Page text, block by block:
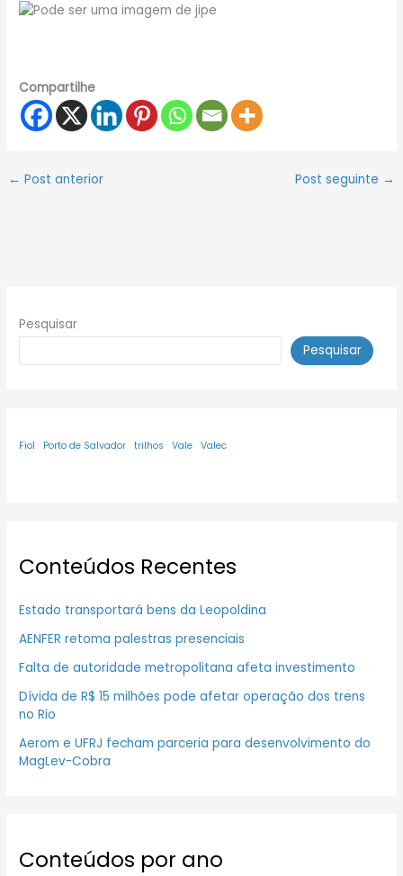
Compartilhe
← Post anterior Post seguinte →
Pesquisar
Pesquisar
Fiol Porto de Salvador trilhos Vale Valec
Conteúdos Recentes
Estado transportará bens da Leopoldina
AENFER retoma palestras presenciais
Falta de autoridade metropolitana afeta investimento
Dívida de R$ 15 milhões pode afetar operação dos trens
no Rio
Aerom e UFRJ fecham parceria para desenvolvimento do
MagLev-Cobra
Conteúdos por ano